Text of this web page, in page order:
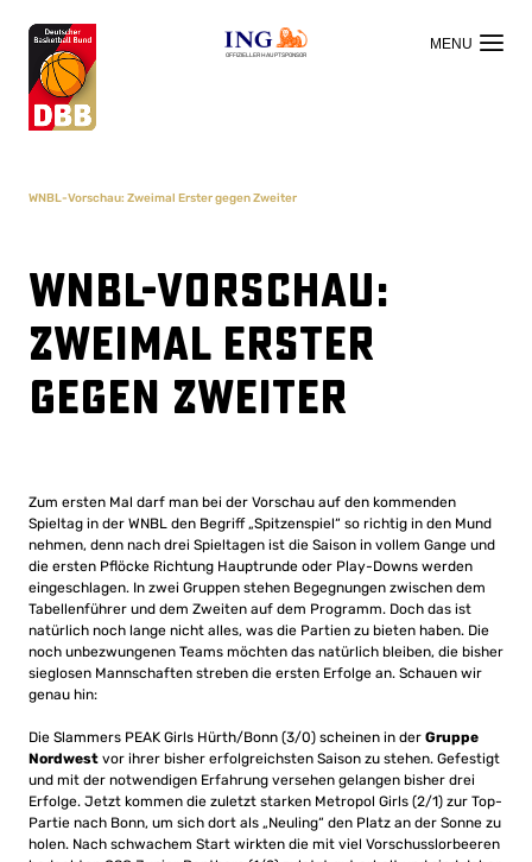
OFFIZIELLER HAUPTSPONSOR
WNBL-Vorschau: Zweimal Erster gegen Zweiter
WNBL-Vorschau:
Zweimal Erster
gegen Zweiter
Zum ersten Mal darf man bei der Vorschau auf den kommenden
Spieltag in der WNBL den Begriff „Spitzenspiel“ so richtig in den Mund
nehmen, denn nach drei Spieltagen ist die Saison in vollem Gange und
die ersten Pflöcke Richtung Hauptrunde oder Play-Downs werden
eingeschlagen. In zwei Gruppen stehen Begegnungen zwischen dem
Tabellenführer und dem Zweiten auf dem Programm. Doch das ist
natürlich noch lange nicht alles, was die Partien zu bieten haben. Die
noch unbezwungenen Teams möchten das natürlich bleiben, die bisher
sieglosen Mannschaften streben die ersten Erfolge an. Schauen wir
genau hin:
Die Slammers PEAK Girls Hürth/Bonn (3/0) scheinen in der Gruppe
Nordwest vor ihrer bisher erfolgreichsten Saison zu stehen. Gefestigt
und mit der notwendigen Erfahrung versehen gelangen bisher drei
Erfolge. Jetzt kommen die zuletzt starken Metropol Girls (2/1) zur Top-
Partie nach Bonn, um sich dort als „Neuling“ den Platz an der Sonne zu
holen. Nach schwachem Start wirkten die mit viel Vorschusslorbeeren